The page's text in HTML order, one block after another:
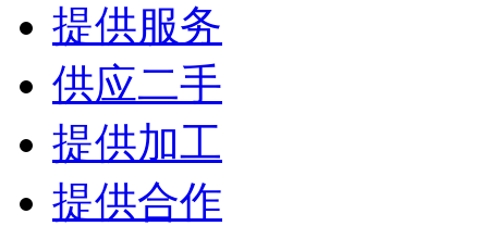
提供服务
供应二手
提供加工
提供合作